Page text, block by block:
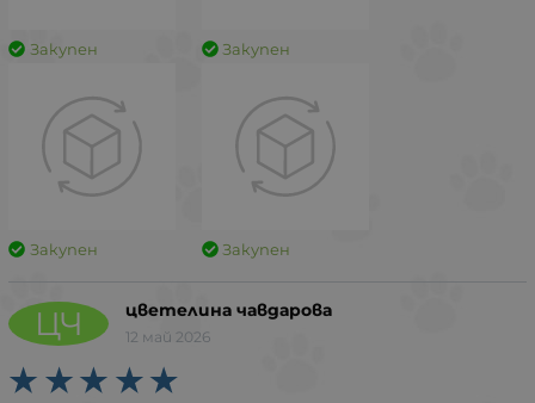
Закупен Закупен
Закупен Закупен
ЦЧ цветелина чавдарова
12 май 2026